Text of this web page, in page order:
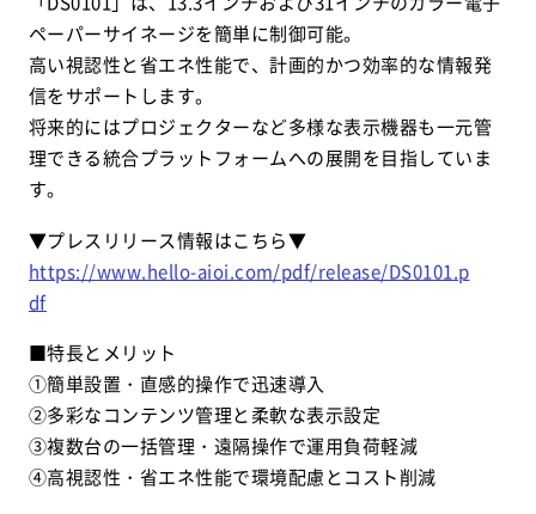
ペーパーサイネージを簡単に制御可能。
高い視認性と省エネ性能で、計画的かつ効率的な情報発
信をサポートします。
将来的にはプロジェクターなど多様な表示機器も一元管
理できる統合プラットフォームへの展開を目指していま
す。
▼プレスリリース情報はこちら▼
https://www.hello-aioi.com/pdf/release/DS0101.p
df
■特長とメリット
①簡単設置・直感的操作で迅速導入
②多彩なコンテンツ管理と柔軟な表示設定
③複数台の一括管理・遠隔操作で運用負荷軽減
④高視認性・省エネ性能で環境配慮とコスト削減